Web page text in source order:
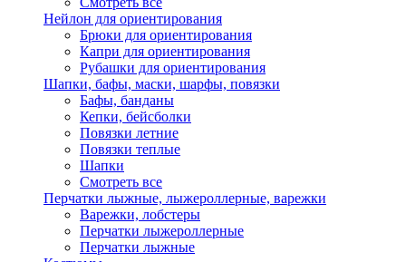
Нейлон для ориентирования
Брюки для ориентирования
Капри для ориентирования
Рубашки для ориентирования
Шапки, бафы, маски, шарфы, повязки
Бафы, банданы
Кепки, бейсболки
Повязки летние
Повязки теплые
Шапки
Смотреть все
Перчатки лыжные, лыжероллерные, варежки
Варежки, лобстеры
Перчатки лыжероллерные
Перчатки лыжные